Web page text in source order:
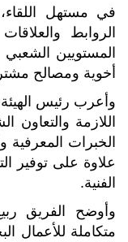
في مستهل
الروابط
المستويين
أخوية ومصالح
وأعرب رئيس
اللازمة والتعاون
الخبرات المعرفية
علاوة على توفير
الفنية.
وأوضح الفريق